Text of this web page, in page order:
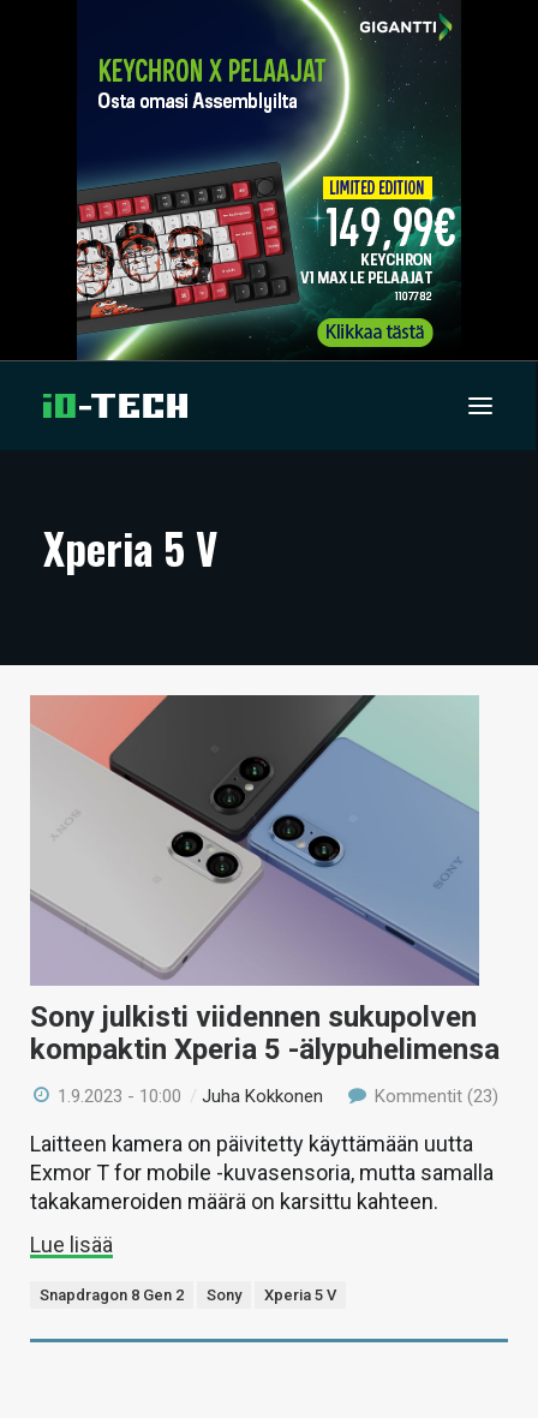
ARTIKKELIT
TECHBBS
TIETOA
KAUPPA
HAKU
Xperia 5 V
Sony julkisti viidennen sukupolven
kompaktin Xperia 5 -älypuhelimensa
1.9.2023 - 10:00 /Juha Kokkonen Kommentit (23)
Laitteen kamera on päivitetty käyttämään uutta
Exmor T for mobile -kuvasensoria, mutta samalla
takakameroiden määrä on karsittu kahteen.
Lue lisää
Snapdragon 8 Gen 2 Sony Xperia 5 V